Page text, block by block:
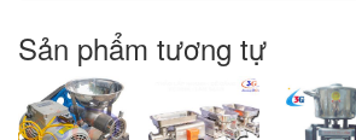
Sản phẩm tương tự